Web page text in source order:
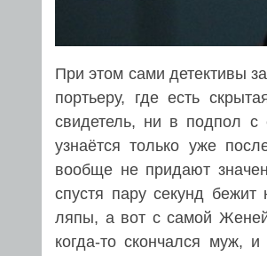
При этом сами детективы
портьеру, где есть
свидетель, ни в подпол с
узнаётся только уже
вообще не придают
спустя пару секунд
ляпы, а вот с самой
когда-то скончался муж,